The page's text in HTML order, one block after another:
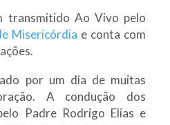
transmitido Ao Vivo pelo
Misericórdia e conta com
por um dia de muitas
A condução dos
Padre Rodrigo Elias e